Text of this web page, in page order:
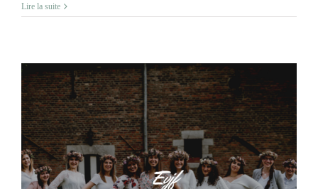
Lire la suite